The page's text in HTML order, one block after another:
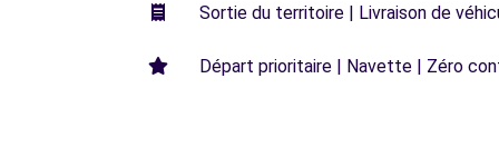
Sortie du territoire | Livraison de
Départ prioritaire | Navette | Zéro